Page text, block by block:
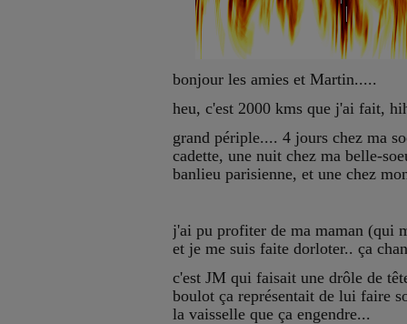
bonjour les amies et Martin.....
heu, c'est 2000 kms que j'ai fait,
grand périple.... 4 jours chez ma
cadette, une nuit chez ma belle-
banlieu parisienne, et une chez
j'ai pu profiter de ma maman (qui
et je me suis faite dorloter.. ça
c'est JM qui faisait une drôle de
boulot ça représentait de lui faire
la vaisselle que ça engendre...